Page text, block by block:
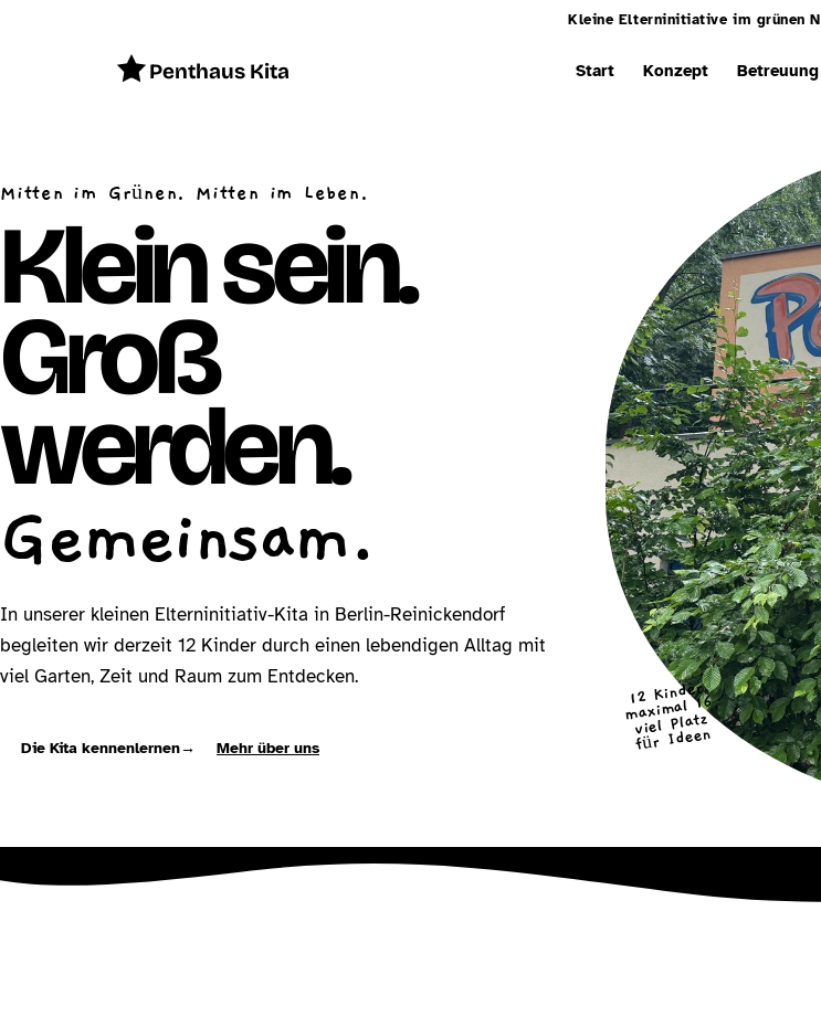
Kleine Elterninitiative im grünen
Penthaus Kita Start Konzept Betreuung
Mitten im Grünen. Mitten im Leben.
Klein sein.
Groß
werden.
Gemeinsam.
In unserer kleinen Elterninitiativ-Kita in Berlin-Reinickendorf
begleiten wir derzeit 12 Kinder durch einen lebendigen Alltag mit
viel Garten, Zeit und Raum zum Entdecken.
Die Kita kennenlernen→ Mehr über uns
12 Kinder
maximal 16
viel Platz
für Ideen